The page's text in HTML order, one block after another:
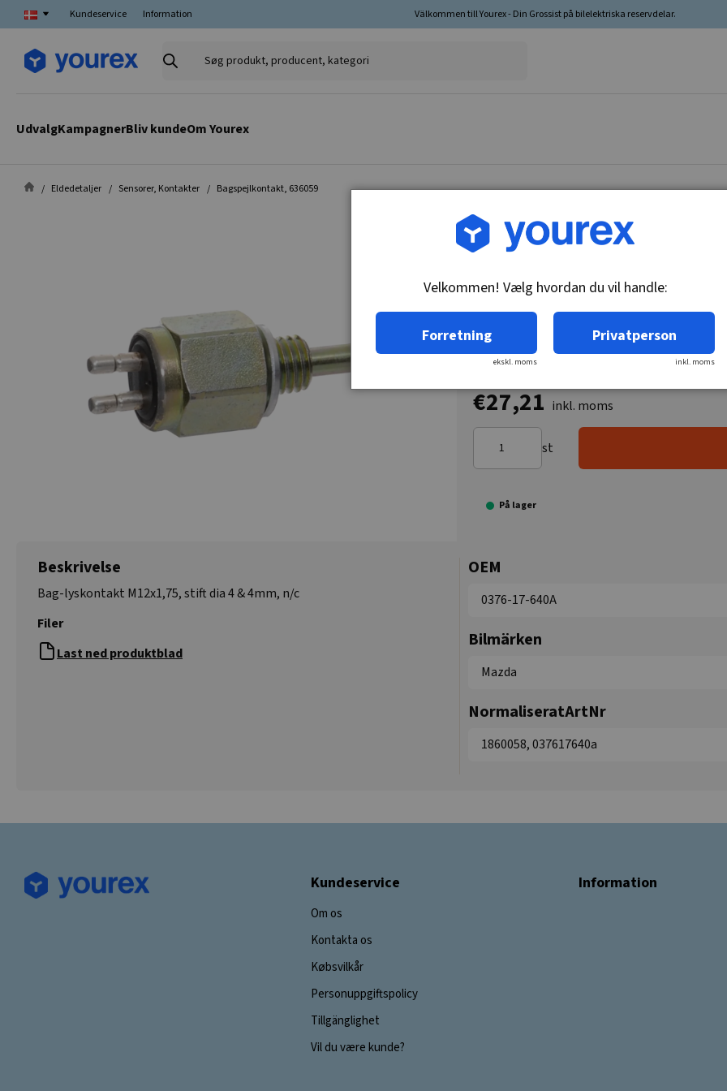
Kundeservice Information Välkommen till Yourex - Din Grossist på bilelektriska reservdelar.
Søg
UdvalgKampagnerBliv kundeOm Yourex
Eldedetaljer Sensorer, Kontakter Bagspejlkontakt, 636059
Vare nr.: 1860058
€27,21 inkl. moms
st
På lager
Beskrivelse
Bag-lyskontakt M12x1,75, stift dia 4 & 4mm, n/c
Filer
Last ned produktblad
OEM
0376-17-640A
Bilmärken
Mazda
NormaliseratArtNr
1860058, 037617640a
Kundeservice
Om os
Kontakta os
Købsvilkår
Personuppgiftspolicy
Tillgänglighet
Vil du være kunde?
Information
Velkommen! Vælg hvordan du vil handle:
Forretning
ekskl. moms
Privatperson
inkl. moms